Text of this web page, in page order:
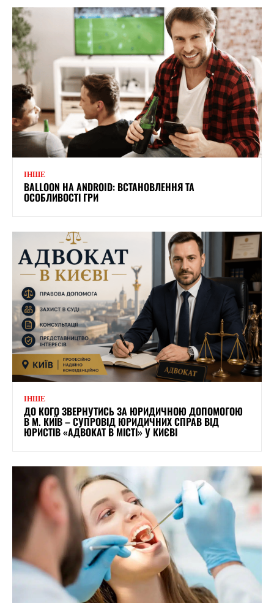
ІНШЕ
BALLOON НА ANDROID: ВСТАНОВЛЕННЯ ТА
ОСОБЛИВОСТІ ГРИ
ІНШЕ
ДО КОГО ЗВЕРНУТИСЬ ЗА ЮРИДИЧНОЮ ДОПОМОГОЮ
В М. КИЇВ – СУПРОВІД ЮРИДИЧНИХ СПРАВ ВІД
ЮРИСТІВ «АДВОКАТ В МІСТІ» У КИЄВІ